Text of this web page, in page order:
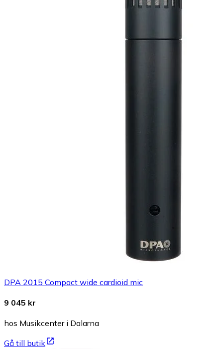
DPA 2015 Compact wide cardioid mic
9 045 kr
hos Musikcenter i Dalarna
Gå till butik